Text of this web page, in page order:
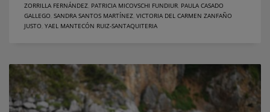
ZORRILLA FERNÁNDEZ PATRICIA MICOVSCHI FUNDIUR PAULA CASADO
GALLEGO SANDRA SANTOS MARTÍNEZ VICTORIA DEL CARMEN ZANFAÑO
JUSTO YAEL MANTECÓN RUIZ-SANTAQUITERIA